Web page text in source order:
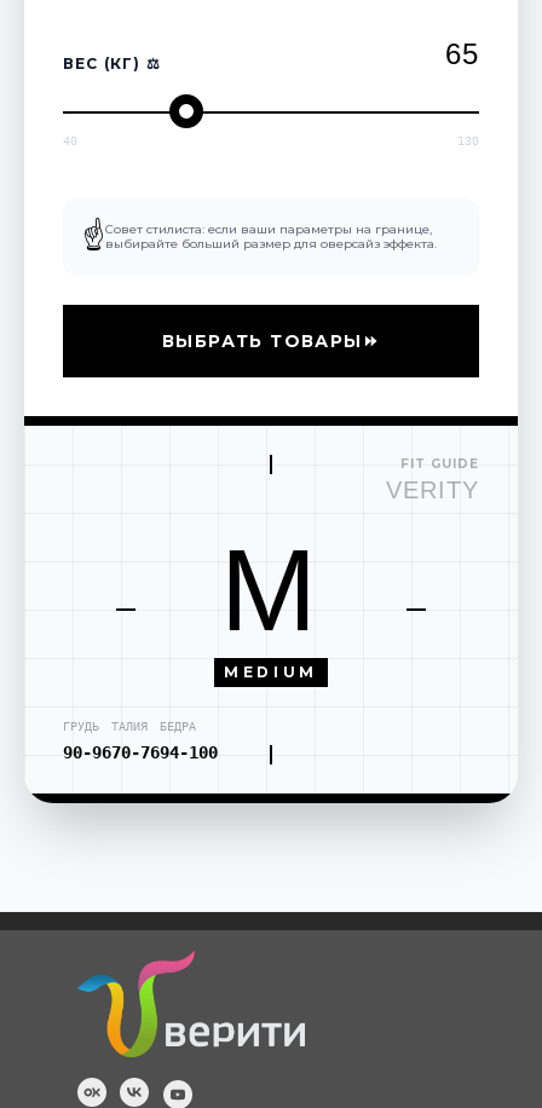
ВЕС (КГ) ⚖️ 65
40 130
☝Совет стилиста: если ваши параметры на границе,
выбирайте больший размер для оверсайз эффекта.
ВЫБРАТЬ ТОВАРЫ ⏩
FIT GUIDE
VERITY
M
MEDIUM
ГРУДЬ
90-96
ТАЛИЯ
70-76
БЕДРА
94-100